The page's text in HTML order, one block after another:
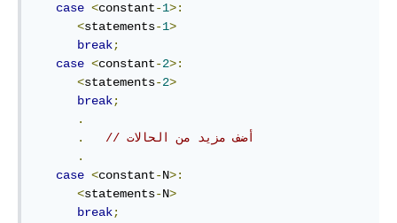
case <constant-1>:
<statements-1>
break;
case <constant-2>:
<statements-2>
break;
.
.
// أضف مزيد من الحالات
.
case <constant-N>:
<statements-N>
break;